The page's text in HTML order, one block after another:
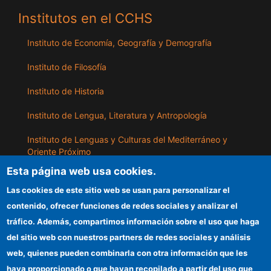
Institutos en el CCHS
Instituto de Economía, Geografía y Demografía
Instituto de Filosofía
Instituto de Historia
Instituto de Lengua, Literatura y Antropología
Instituto de Lenguas y Culturas del Mediterráneo y
Oriente Próximo
Instituto de Políticas y Bienes Públicos
ILLA
Sede electrónica CSIC
Información para proveedores
Esta página web usa cookies.
Las cookies de este sitio web se usan para personalizar el
contenido, ofrecer funciones de redes sociales y analizar el
tráfico. Además, compartimos información sobre el uso que haga
del sitio web con nuestros partners de redes sociales y análisis
web, quienes pueden combinarla con otra información que les
haya proporcionado o que hayan recopilado a partir del uso que